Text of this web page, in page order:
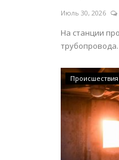
Июль 30, 2026
На станции
трубопровода.
Происшествия